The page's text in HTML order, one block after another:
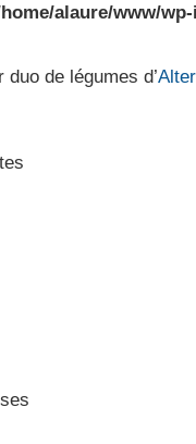
alaure/www/
de légumes d’